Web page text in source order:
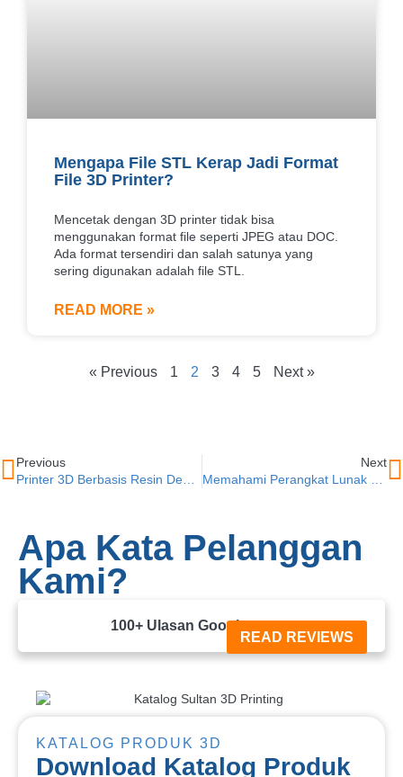
Mengapa File STL Kerap Jadi Format
File 3D Printer?
Mencetak dengan 3D printer tidak bisa
menggunakan format file seperti JPEG atau DOC.
Ada format tersendiri dan salah satunya yang
sering digunakan adalah file STL.
READ MORE »
« Previous 1 2 3 4 5 Next »
Previous
Printer 3D Berbasis Resin Dengan Teknologi SLA
Next
Memahami Perangkat Lunak 3D Printing Kunci Cetak Sukses
Apa Kata Pelanggan
Kami?
100+ Ulasan Google
READ REVIEWS
KATALOG PRODUK 3D
Download Katalog Produk